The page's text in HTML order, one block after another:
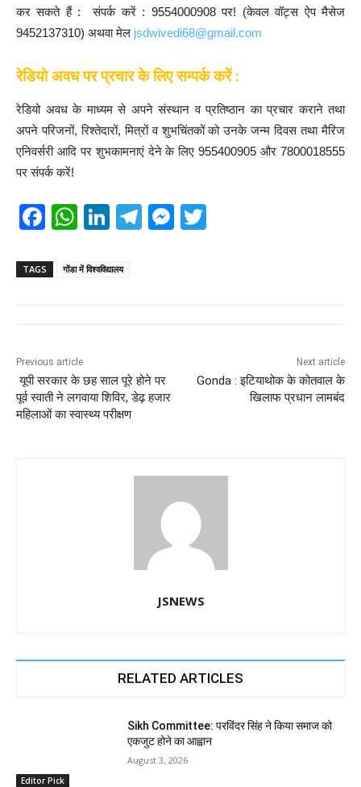
कर सकते हैं : संपर्क करें : 9554000908 पर! (केवल वॉट्स ऐप मैसेज
9452137310) अथवा मेल jsdwivedi68@gmail.com
रेडियो अवध पर प्रचार के लिए सम्पर्क करें :
रेडियो अवध के माध्यम से अपने संस्थान व प्रतिष्ठान का प्रचार कराने तथा
अपने परिजनों, रिश्तेदारों, मित्रों व शुभचिंतकों को उनके जन्म दिवस तथा मैरिज
एनिवर्सरी आदि पर शुभकामनाएं देने के लिए 955400905 और 7800018555
पर संपर्क करें!
F
c
o
k
W
at
p
Li
k
T
M
er
TAGS गोंडा में विश्वविद्यालय
Previous article
यूपी सरकार के छह साल पूरे होने पर
पूर्व स्वाती ने लगवाया शिविर, डेढ़ हजार
महिलाओं का स्वास्थ्य परीक्षण
Next article
Gonda : इटियाथोक के कोतवाल के
खिलाफ प्रधान लामबंद
JSNEWS
RELATED ARTICLES
Editor Pick
Sikh Committee: परविंदर सिंह ने किया समाज को
एकजुट होने का आह्वान
August 3, 2026